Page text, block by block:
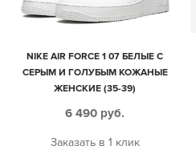
NIKE AIR FORCE 1 07 БЕЛЫЕ С
СЕРЫМ И ГОЛУБЫМ КОЖАНЫЕ
ЖЕНСКИЕ (35-39)
6 490 руб.
Заказать в 1 клик